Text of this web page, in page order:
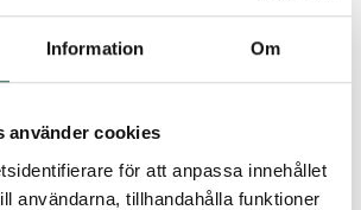
Information Om
använder cookies
för att anpassa innehållet
användarna, tillhandahålla funktioner